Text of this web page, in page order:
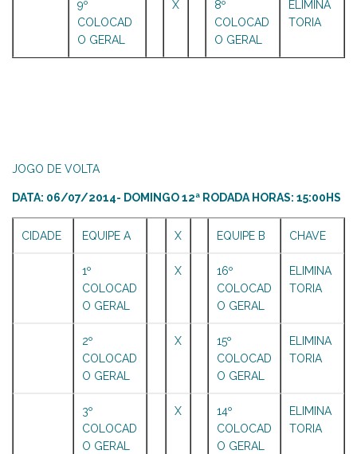
9º
COLOCAD
O GERAL
X
8º
COLOCAD
O GERAL
ELIMINA
TORIA
JOGO DE VOLTA
DATA: 06/07/2014- DOMINGO 12ª RODADA HORAS: 15:00HS
CIDADE EQUIPE A X EQUIPE B CHAVE
1º
COLOCAD
O GERAL
X
16º
COLOCAD
O GERAL
ELIMINA
TORIA
2º
COLOCAD
O GERAL
X
15º
COLOCAD
O GERAL
ELIMINA
TORIA
3º
COLOCAD
O GERAL
X
14º
COLOCAD
O GERAL
ELIMINA
TORIA